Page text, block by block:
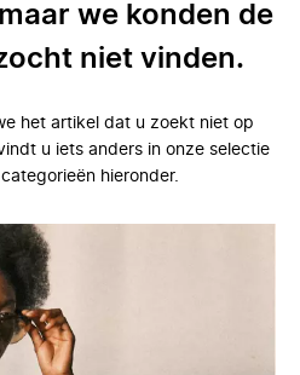
we konden de
niet vinden.
het artikel dat u zoekt niet op
u iets anders in onze selectie
hieronder.